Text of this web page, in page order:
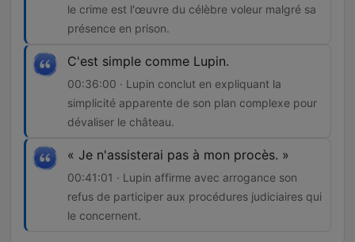
le crime est l'œuvre du célèbre voleur malgré sa
présence en prison.
C'est simple comme Lupin.
00:36:00 · Lupin conclut en expliquant la
simplicité apparente de son plan complexe pour
dévaliser le château.
« Je n'assisterai pas à mon procès. »
00:41:01 · Lupin affirme avec arrogance son
refus de participer aux procédures judiciaires qui
le concernent.